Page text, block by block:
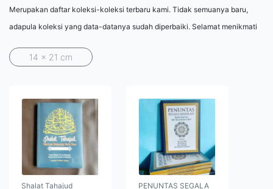
Merupakan daftar koleksi-koleksi terbaru kami. Tidak semuanya baru,
adapula koleksi yang data-datanya sudah diperbaiki. Selamat menikmati
14 x 21 cm
Shalat Tahajud PENUNTAS SEGALA